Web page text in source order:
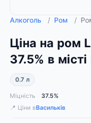
Алкоголь / Ром /
Ціна на ром
37.5% в
0.7 л
Міцність
37.5%
📍 Ціни вВасильків